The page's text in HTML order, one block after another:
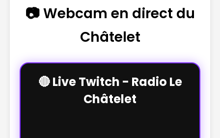
📷 Webcam en direct du
Châtelet
🔴 Live Twitch - Radio Le
Châtelet